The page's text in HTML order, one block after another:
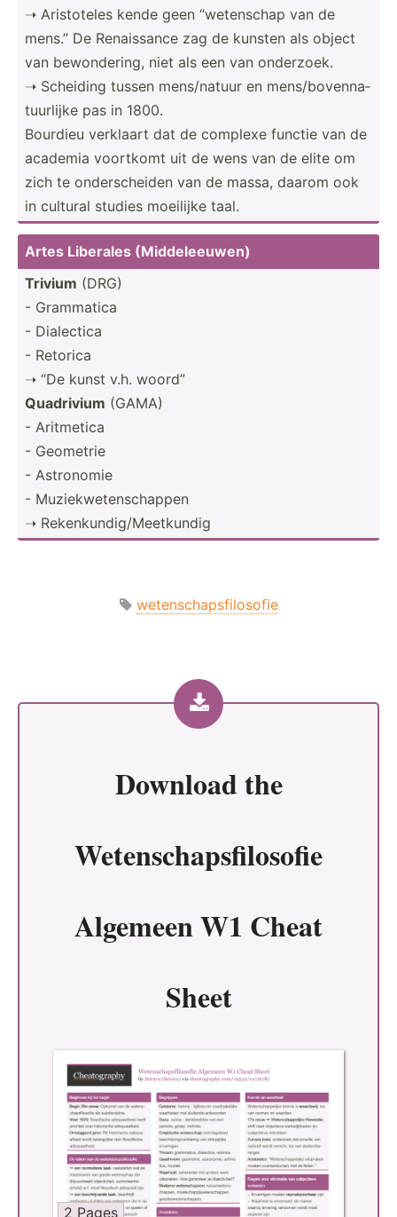
➝ Aristo­teles kende geen “weten­schap van de
mens.” De Renais­sance zag de kunsten als object
van bewond­ering, niet als een van onderzoek.
➝ Scheiding tussen mens/n­atuur en mens/b­ove­nna­
tuu­rlijke pas in 1800.
Bourdieu verklaart dat de complexe functie van de
academia voortkomt uit de wens van de elite om
zich te onders­cheiden van de massa, daarom ook
in cultural studies moeilijke taal.
Artes Liberales (Midde­lee­uwen)
Trivium (DRG)
- Grammatica
- Dialectica
- Retorica
➝ “De kunst v.h. woord”
Quadrivium (GAMA)
- Aritmetica
- Geometrie
- Astronomie
- Muziek­wet­ens­chappen
➝ Rekenk­und­ig/­Mee­tkundig
wetenschapsfilosofie
Download the
Wetenschapsfilosofie
Algemeen W1 Cheat
Sheet
2 Pages